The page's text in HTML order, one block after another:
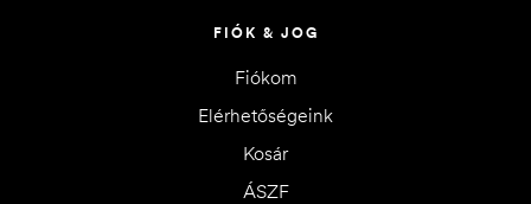
FIÓK & JOG
Fiókom
Elérhetőségeink
Kosár
ÁSZF